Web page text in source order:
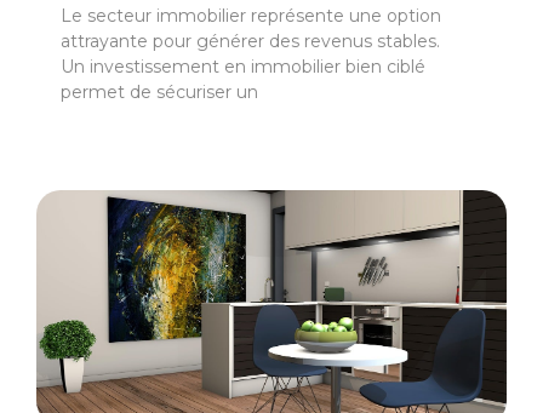
Le secteur immobilier représente une option
attrayante pour générer des revenus stables.
Un investissement en immobilier bien ciblé
permet de sécuriser un